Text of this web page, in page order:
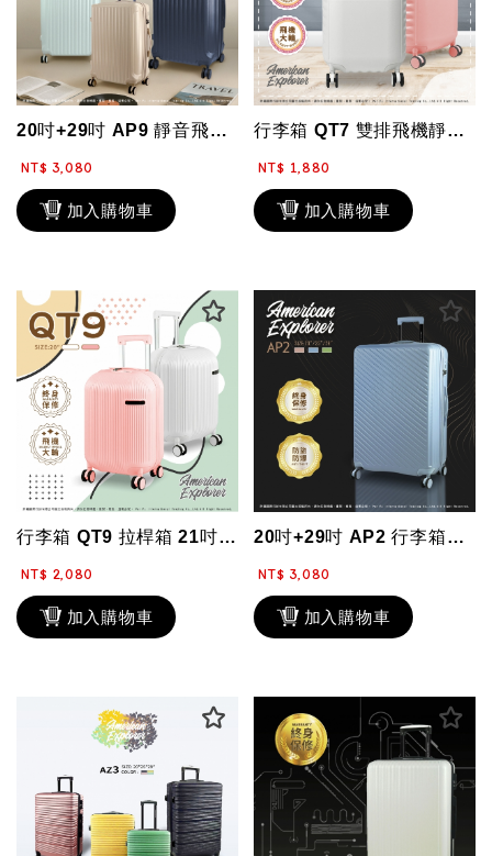
20吋+29吋 AP9 靜音飛機大輪 可擴充 雙層防盜拉鏈 霧面防刮 旅行箱 T...
NT$ 3,080
加入購物車
行李箱 QT7 雙排飛機靜音輪 18吋 枕頭箱 旅行箱 TSA海關鎖 PC+AB...
NT$ 1,880
加入購物車
行李箱 QT9 拉桿箱 21吋 膠囊箱 TSA海關鎖 終身保修 雙排靜音大輪 P...
NT$ 2,080
加入購物車
20吋+29吋 AP2 行李箱組合 防盜拉鏈 霧面防刮 大容量 水杯架 旅行箱 ...
NT$ 3,080
加入購物車